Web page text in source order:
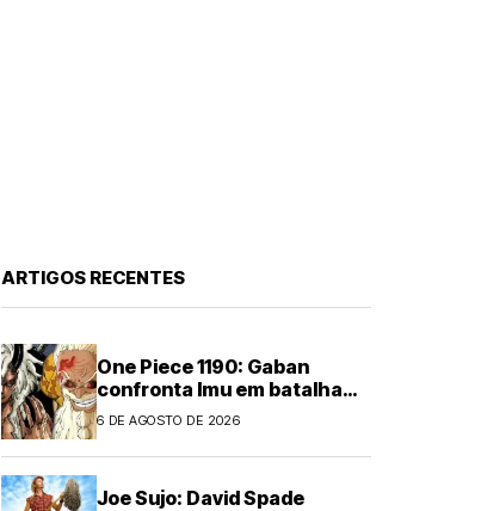
ARTIGOS RECENTES
One Piece 1190: Gaban
confronta Imu em batalha
épica
6 DE AGOSTO DE 2026
Joe Sujo: David Spade